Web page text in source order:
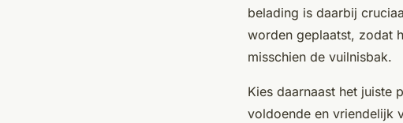
belading is daarbij
worden geplaatst, zodat
misschien de vuilnisbak.
Kies daarnaast het juiste
voldoende en vriendelijk